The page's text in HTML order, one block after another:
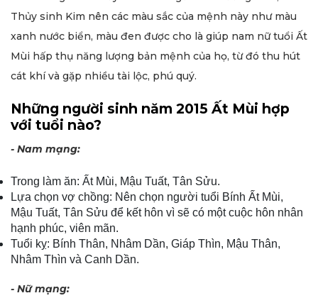
Thủy sinh Kim nên các màu sắc của mệnh này như màu
xanh nước biển, màu đen được cho là giúp nam nữ tuổi Ất
Mùi hấp thụ năng lượng bản mệnh của họ, từ đó thu hút
cát khí và gặp nhiều tài lộc, phú quý.
Những người sinh năm 2015 Ất Mùi hợp
với tuổi nào?
- Nam mạng:
Trong làm ăn: Ất Mùi, Mậu Tuất, Tân Sửu.
Lựa chọn vợ chồng: Nên chọn người tuổi Bính Ất Mùi,
Mậu Tuất, Tân Sửu để kết hôn vì sẽ có một cuộc hôn nhân
hạnh phúc, viên mãn.
Tuổi kỵ: Bính Thân, Nhâm Dần, Giáp Thìn, Mậu Thân,
Nhâm Thìn và Canh Dần.
- Nữ mạng: